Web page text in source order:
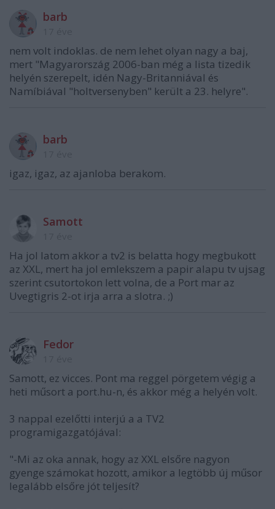
barb
nem volt indoklas. de nem lehet olyan nagy a baj,
mert "Magyarország 2006-ban még a lista tizedik
helyén szerepelt, idén Nagy-Britanniával és
Namíbiával "holtversenyben" került a 23. helyre".
barb
igaz, igaz, az ajanloba berakom.
Samott
Ha jol latom akkor a tv2 is belatta hogy megbukott
az XXL, mert ha jol emlekszem a papir alapu tv ujsag
szerint csutortokon lett volna, de a Port mar az
Uvegtigris 2-ot irja arra a slotra. ;)
Fedor
Samott, ez vicces. Pont ma reggel pörgetem végig a
heti műsort a port.hu-n, és akkor még a helyén volt.
3 nappal ezelőtti interjú a a TV2
programigazgatójával:
"-Mi az oka annak, hogy az XXL elsőre nagyon
gyenge számokat hozott, amikor a legtöbb új műsor
legalább elsőre jót teljesít?